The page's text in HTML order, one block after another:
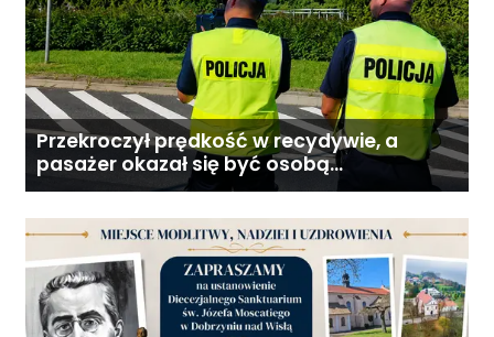
Przekroczył prędkość w recydywie, a
pasażer okazał się być osobą
poszukiwaną